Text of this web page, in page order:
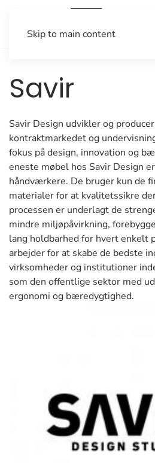
Skip to main content
Savir
Savir Design udvikler og
kontraktmarkedet og
fokus på design, innovation og
eneste møbel hos Savir Design
håndværkere. De bruger kun de
materialer for at kvalitetssikre
processen er underlagt de
mindre miljøpåvirkning,
lang holdbarhed for hvert enkelt
arbejder for at skabe de bedste
virksomheder og institutioner
som den offentlige sektor med
ergonomi og bæredygtighed.